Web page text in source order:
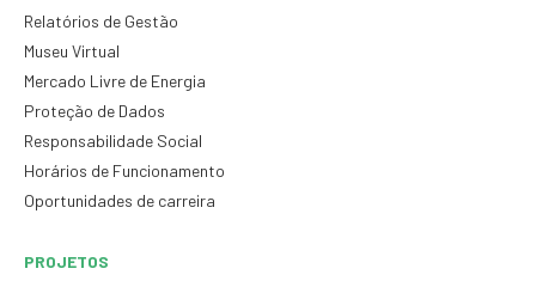
Relatórios de Gestão
Museu Virtual
Mercado Livre de Energia
Proteção de Dados
Responsabilidade Social
Horários de Funcionamento
Oportunidades de carreira
PROJETOS